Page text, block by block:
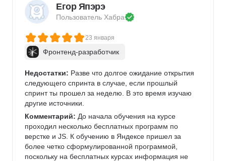
Егор Япэрэ
Пользователь Хабра
23 января
Фронтенд-разработчик
Недостатки: Разве что долгое ожидание открытия
следующего спринта в случае, если прошлый
спринт ты прошел за неделю. В это время изучаю
другие источники.
Комментарий: До начала обучения на курсе
проходил несколько бесплатных программ по
верстке и JS. К обучению в Яндексе пришел за
более четко сформулированной программой,
поскольку на бесплатных курсах информация не